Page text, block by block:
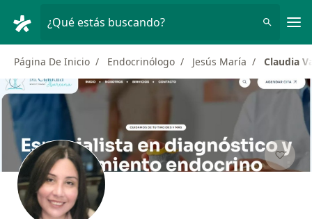
¿Qué estás buscando?
Página De Inicio Endocrinólogo Jesús María Claudia